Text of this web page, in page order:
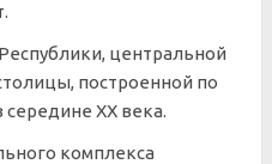
центральной
построенной по
середине XX века.
комплекса